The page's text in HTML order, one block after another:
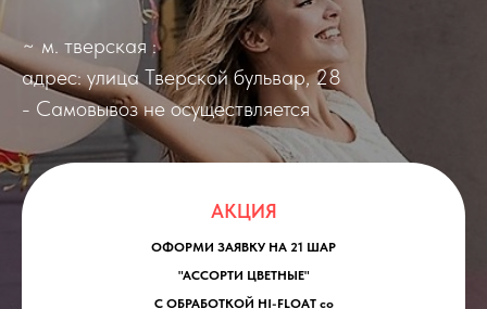
~ м. тверская :
адрес: улица Тверской бульвар, 28
- Самовывоз не осуществляется
АКЦИЯ
ОФОРМИ ЗАЯВКУ НА 21 ШАР
"АССОРТИ ЦВЕТНЫЕ"
С ОБРАБОТКОЙ HI-FLOAT со